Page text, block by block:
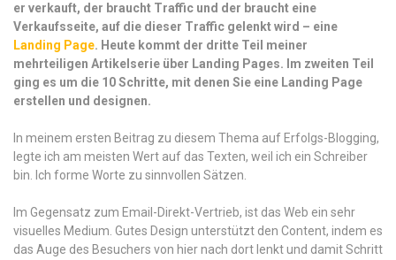
er verkauft, der braucht Traffic und der braucht eine
Verkaufsseite, auf die dieser Traffic gelenkt wird – eine
Landing Page. Heute kommt der dritte Teil meiner
mehrteiligen Artikelserie über Landing Pages. Im zweiten Teil
ging es um die 10 Schritte, mit denen Sie eine Landing Page
erstellen und designen.
In meinem ersten Beitrag zu diesem Thema auf Erfolgs-Blogging,
legte ich am meisten Wert auf das Texten, weil ich ein Schreiber
bin. Ich forme Worte zu sinnvollen Sätzen.
Im Gegensatz zum Email-Direkt-Vertrieb, ist das Web ein sehr
visuelles Medium. Gutes Design unterstützt den Content, indem es
das Auge des Besuchers von hier nach dort lenkt und damit Schritt